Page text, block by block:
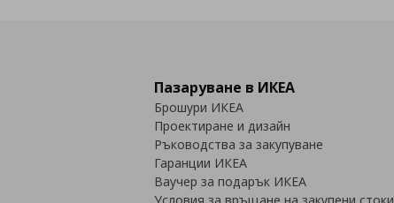
Пазаруване в ИКЕА
Брошури ИКЕА
Проектиране и дизайн
Ръководства за закупуване
Гаранции ИКЕА
Ваучер за подарък ИКЕА